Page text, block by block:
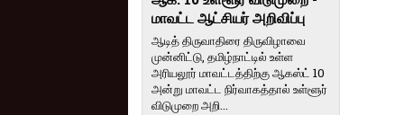
மாவட்ட ஆட்சியர் அறிவிப்பு
ஆடித் திருவாதிரை திருவிழாவை
முன்னிட்டு, தமிழ்நாட்டில் உள்ள
அரியலூர் மாவட்டத்திற்கு ஆகஸ்ட் 10
அன்று மாவட்ட நிர்வாகத்தால் உள்ளூர்
விடுமுறை அறி...